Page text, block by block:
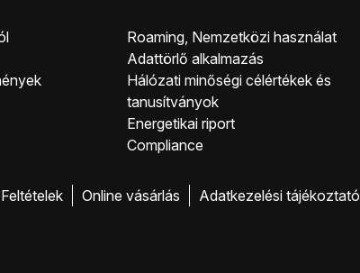
Roaming, Nemzetközi használat
Adattörlő alkalmazás
Hálózati minőségi célérté kek és
tanusítványok
Energetikai riport
Co mpliance
Online vásárlás Adatkezelési tájékoztató